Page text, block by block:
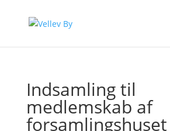
Indsamling til
medlemskab af
forsamlingshuset